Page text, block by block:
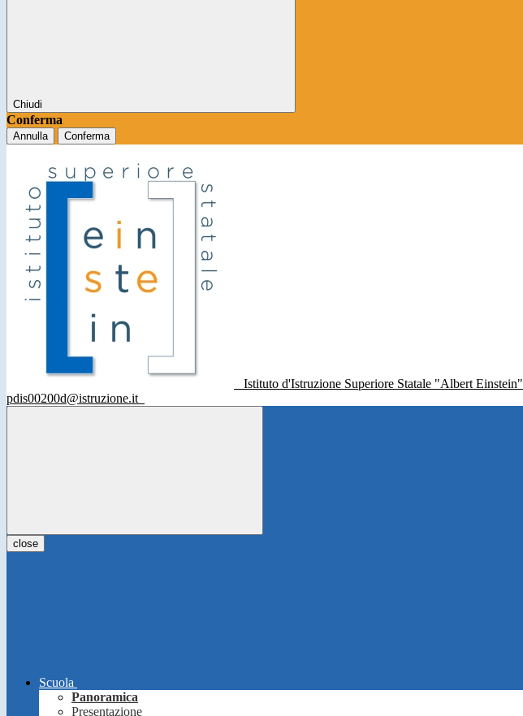
Chiudi
Conferma
Annulla Conferma
Istituto d'Istruzione Superiore Statale "Albert Einstein"
pdis00200d@istruzione.it
close
Scuola
Panoramica
Presentazione